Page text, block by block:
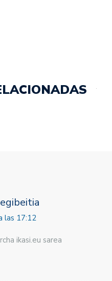
las 17:12
ikasi.eu sarea